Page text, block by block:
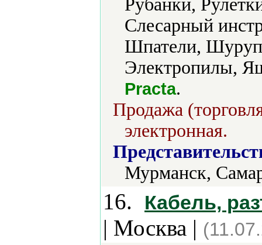
Рубанки,
Слесарный
Шпатели,
Электропилы,
Practa.
Продажа
электронная.
Мурманск,
16. Кабель,
| Москва |